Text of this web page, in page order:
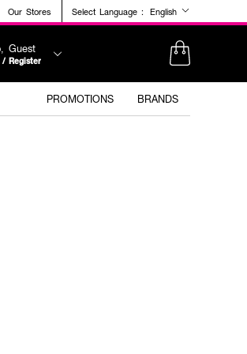
Our Stores Select Language : English
Guest
/ Register
PROMOTIONS BRANDS